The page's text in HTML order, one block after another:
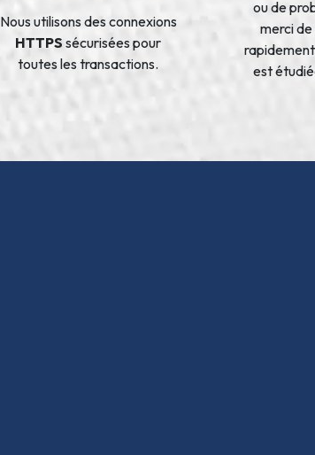
Nous utilisons des connexions
HTTPS sécurisées pour
toutes les transactions.
ou de
merci
est